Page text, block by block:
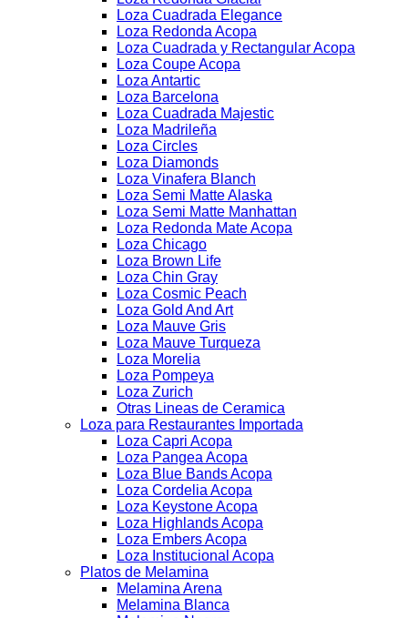
Loza Cuadrada Elegance
Loza Redonda Acopa
Loza Cuadrada y Rectangular Acopa
Loza Coupe Acopa
Loza Antartic
Loza Barcelona
Loza Cuadrada Majestic
Loza Madrileña
Loza Circles
Loza Diamonds
Loza Vinafera Blanch
Loza Semi Matte Alaska
Loza Semi Matte Manhattan
Loza Redonda Mate Acopa
Loza Chicago
Loza Brown Life
Loza Chin Gray
Loza Cosmic Peach
Loza Gold And Art
Loza Mauve Gris
Loza Mauve Turqueza
Loza Morelia
Loza Pompeya
Loza Zurich
Otras Lineas de Ceramica
Loza para Restaurantes Importada
Loza Capri Acopa
Loza Pangea Acopa
Loza Blue Bands Acopa
Loza Cordelia Acopa
Loza Keystone Acopa
Loza Highlands Acopa
Loza Embers Acopa
Loza Institucional Acopa
Platos de Melamina
Melamina Arena
Melamina Blanca